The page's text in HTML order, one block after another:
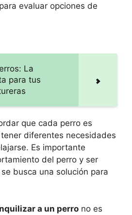
evaluar opciones de
La
para tus
que cada perro es
diferentes necesidades
Es importante
del perro y ser
busca una solución para
a un perro no es